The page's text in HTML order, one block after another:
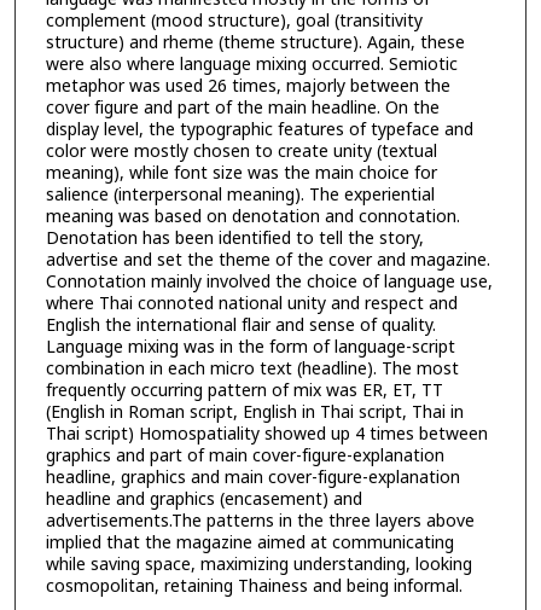
complement (mood structure), goal (transitivity
structure) and rheme (theme structure). Again, these
were also where language mixing occurred. Semiotic
metaphor was used 26 times, majorly between the
cover figure and part of the main headline. On the
display level, the typographic features of typeface and
color were mostly chosen to create unity (textual
meaning), while font size was the main choice for
salience (interpersonal meaning). The experiential
meaning was based on denotation and connotation.
Denotation has been identified to tell the story,
advertise and set the theme of the cover and magazine.
Connotation mainly involved the choice of language use,
where Thai connoted national unity and respect and
English the international flair and sense of quality.
Language mixing was in the form of language-script
combination in each micro text (headline). The most
frequently occurring pattern of mix was ER, ET, TT
(English in Roman script, English in Thai script, Thai in
Thai script) Homospatiality showed up 4 times between
graphics and part of main cover-figure-explanation
headline, graphics and main cover-figure-explanation
headline and graphics (encasement) and
advertisements.The patterns in the three layers above
implied that the magazine aimed at communicating
while saving space, maximizing understanding, looking
cosmopolitan, retaining Thainess and being informal.